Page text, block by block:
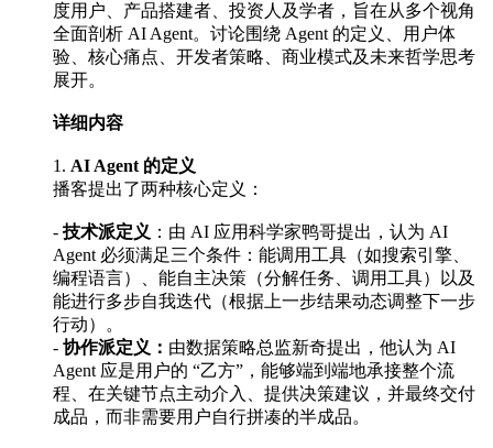
度用户、产品搭建者、投资人及学者，旨在从多个视角
全面剖析 AI Agent。讨论围绕 Agent 的定义、用户体
验、核心痛点、开发者策略、商业模式及未来哲学思考
展开。
详细内容
1. AI Agent 的定义
播客提出了两种核心定义：
- 技术派定义 ：由 AI 应用科学家鸭哥提出，认为 AI
Agent 必须满足三个条件：能调用工具（如搜索引擎、
编程语言）、能自主决策（分解任务、调用工具）以及
能进行多步自我迭代（根据上一步结果动态调整下一步
行动）。
- 协作派定义： 由数据策略总监新奇提出，他认为 AI
Agent 应是用户的 “乙方”，能够端到端地承接整个流
程、在关键节点主动介入、提供决策建议，并最终交付
成品，而非需要用户自行拼凑的半成品。